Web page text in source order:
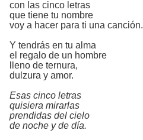
con las cinco letras
que tiene tu nombre
voy a hacer para ti una canción.
Y tendrás en tu alma
el regalo de un hombre
lleno de ternura,
dulzura y amor.
Esas cinco letras
quisiera mirarlas
prendidas del cielo
de noche y de día.